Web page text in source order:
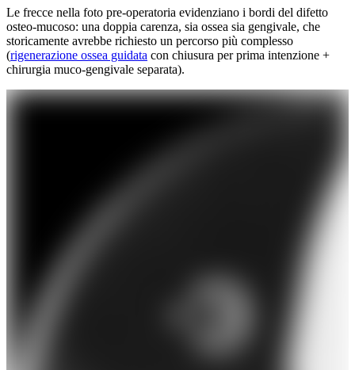
Contenuto clinico riservato
Iscriviti alla newsletter per visualizzare le immagini
cliniche.
Paziente Professionista
Le frecce nella foto pre-operatoria evidenziano i bordi del difetto
osteo-mucoso: una doppia carenza, sia ossea sia gengivale, che
storicamente avrebbe richiesto un percorso più complesso
(rigenerazione ossea guidata con chiusura per prima intenzione +
chirurgia muco-gengivale separata).